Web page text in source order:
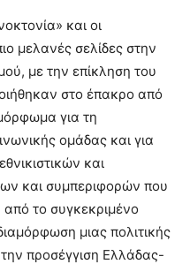
και οι
μελανές σελίδες στην
με την επίκληση του
στο έπακρο από
για τη
ομάδας και για
και
και συμπεριφορών που
από το συγκεκριμένο
μιας πολιτικής
προσέγγιση Ελλάδας-